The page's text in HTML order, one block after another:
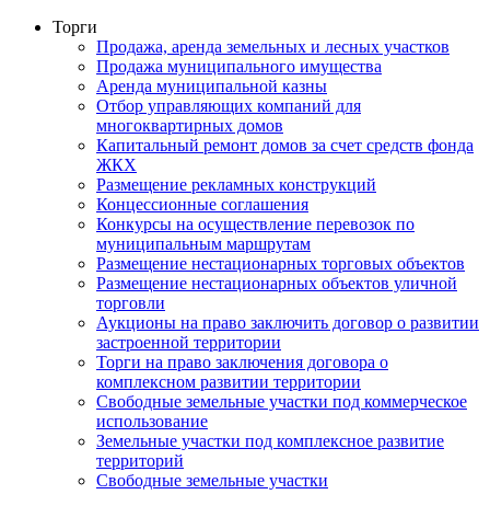
Торги
Продажа, аренда земельных и лесных участков
Продажа муниципального имущества
Аренда муниципальной казны
Отбор управляющих компаний для
многоквартирных домов
Капитальный ремонт домов за счет средств фонда
ЖКХ
Размещение рекламных конструкций
Концессионные соглашения
Конкурсы на осуществление перевозок по
муниципальным маршрутам
Размещение нестационарных торговых объектов
Размещение нестационарных объектов уличной
торговли
Аукционы на право заключить договор о развитии
застроенной территории
Торги на право заключения договора о
комплексном развитии территории
Свободные земельные участки под коммерческое
использование
Земельные участки под комплексное развитие
территорий
Свободные земельные участки